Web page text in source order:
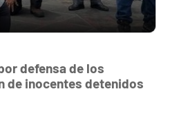
defensa de los
inocentes detenidos